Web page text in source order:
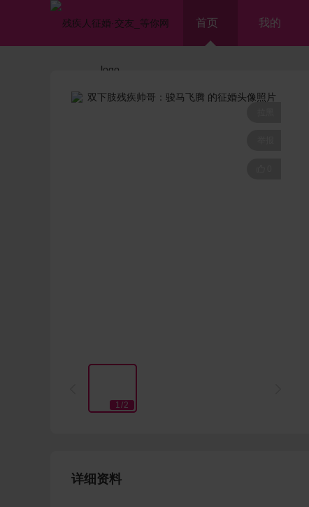
首页 我的
1/2
详细资料